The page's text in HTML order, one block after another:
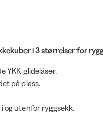
i 3 størrelser for
på plass.
og utenfor ryggsekk.